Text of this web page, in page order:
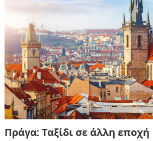
Πράγα: Ταξίδι σε άλλη εποχή